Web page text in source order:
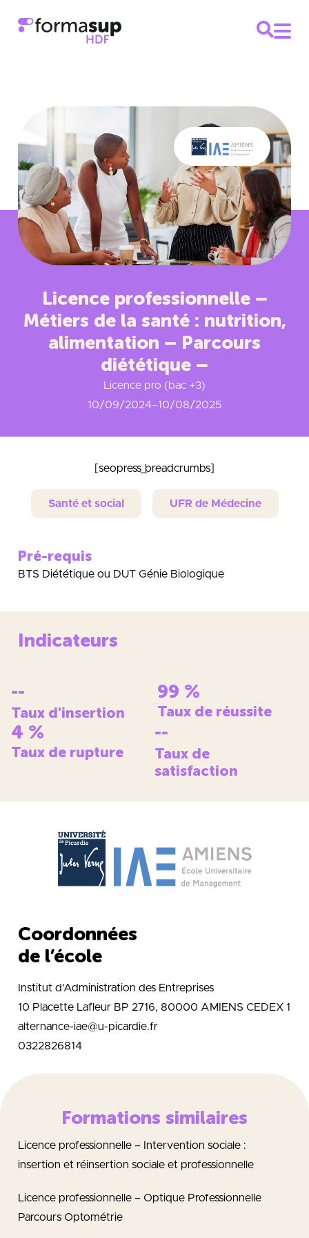
Licence professionnelle –
Métiers de la santé : nutrition,
alimentation – Parcours
diététique –
Licence pro (bac +3)
10/09/2024–10/08/2025
[seopress_breadcrumbs]
Santé et social UFR de Médecine
Pré-requis
BTS Diététique ou DUT Génie Biologique
Indicateurs
--
Taux d'insertion
99 %
Taux de réussite
4 %
Taux de rupture
--
Taux de
satisfaction
Coordonnées
de l’école
Institut d'Administration des Entreprises
10 Placette Lafleur BP 2716, 80000 AMIENS CEDEX 1
alternance-iae@u-picardie.fr
0322826814
Formations similaires
Licence professionnelle – Intervention sociale :
insertion et réinsertion sociale et professionnelle
Licence professionnelle – Optique Professionnelle
Parcours Optométrie